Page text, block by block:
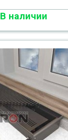
В наличии